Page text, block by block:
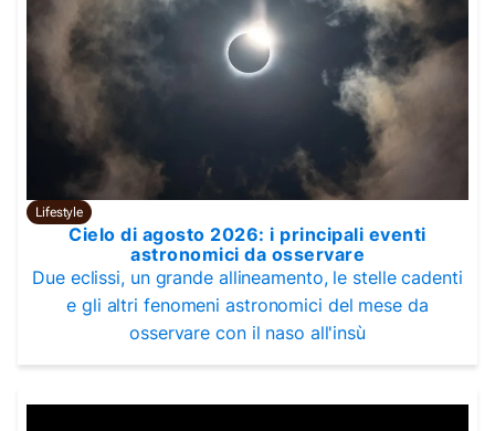
Lifestyle
Cielo di agosto 2026: i principali eventi
astronomici da osservare
Due eclissi, un grande allineamento, le stelle cadenti
e gli altri fenomeni astronomici del mese da
osservare con il naso all'insù